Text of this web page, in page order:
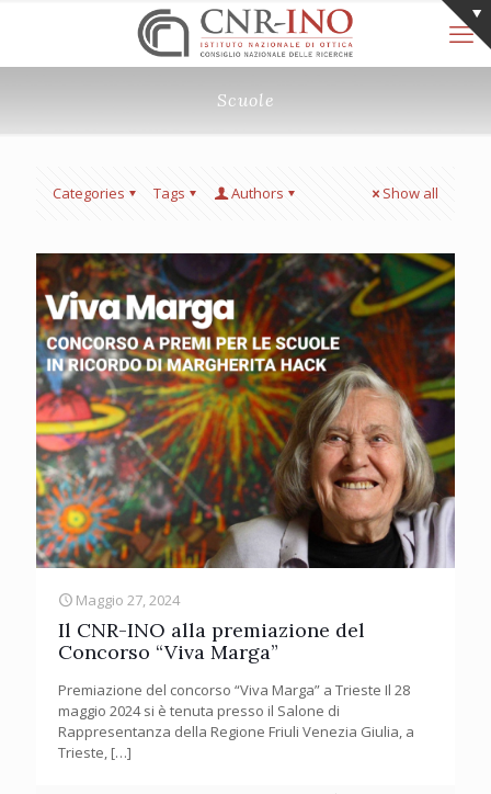
Scuole
Categories Tags Authors Show all
Maggio 27, 2024
Il CNR-INO alla premiazione del
Concorso “Viva Marga”
Premiazione del concorso “Viva Marga” a Trieste Il 28
maggio 2024 si è tenuta presso il Salone di
Rappresentanza della Regione Friuli Venezia Giulia, a
Trieste, […]